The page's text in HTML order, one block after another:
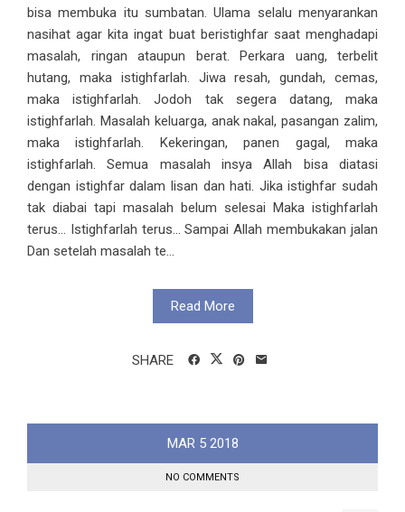
bisa membuka itu sumbatan. Ulama selalu menyarankan
nasihat agar kita ingat buat beristighfar saat menghadapi
masalah, ringan ataupun berat. Perkara uang, terbelit
hutang, maka istighfarlah. Jiwa resah, gundah, cemas,
maka istighfarlah. Jodoh tak segera datang, maka
istighfarlah. Masalah keluarga, anak nakal, pasangan zalim,
maka istighfarlah. Kekeringan, panen gagal, maka
istighfarlah. Semua masalah insya Allah bisa diatasi
dengan istighfar dalam lisan dan hati. Jika istighfar sudah
tak diabai tapi masalah belum selesai Maka istighfarlah
terus... Istighfarlah terus... Sampai Allah membukakan jalan
Dan setelah masalah te...
Read More
SHARE
MAR 5 2018
NO COMMENTS